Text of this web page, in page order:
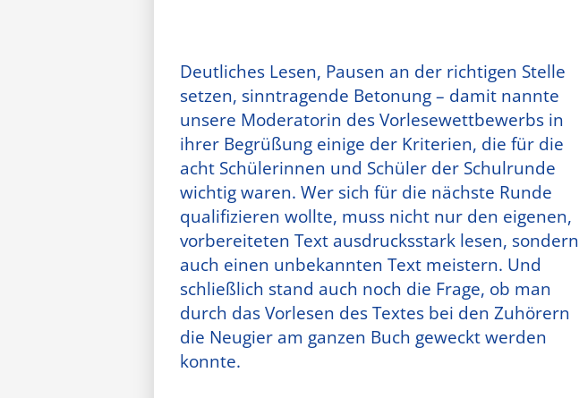
Deutliches Lesen, Pausen an der richtigen Stelle
setzen, sinntragende Betonung – damit nannte
unsere Moderatorin des Vorlesewettbewerbs in
ihrer Begrüßung einige der Kriterien, die für die
acht Schülerinnen und Schüler der Schulrunde
wichtig waren. Wer sich für die nächste Runde
qualifizieren wollte, muss nicht nur den eigenen,
vorbereiteten Text ausdrucksstark lesen, sondern
auch einen unbekannten Text meistern. Und
schließlich stand auch noch die Frage, ob man
durch das Vorlesen des Textes bei den Zuhörern
die Neugier am ganzen Buch geweckt werden
konnte.